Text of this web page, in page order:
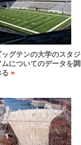
ッグテンの大学のスタジ
ムについてのデータを調